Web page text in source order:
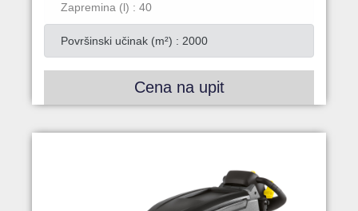
Zapremina (l) : 40
Površinski učinak (m²) : 2000
Cena na upit